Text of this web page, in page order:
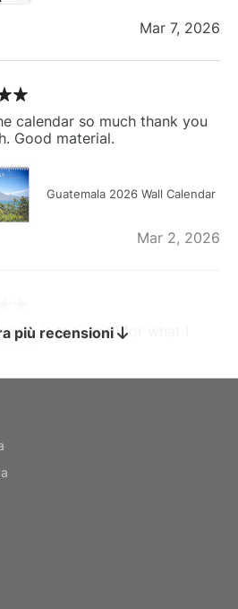
Mar 7, 2026
calendar so much thank you
Good material.
Guatemala 2026 Wall Calendar
Mar 2, 2026
is too small for what I
for
più recensioni